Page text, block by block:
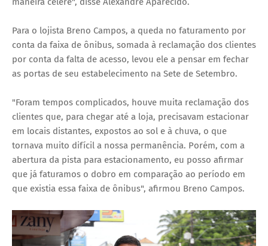
Para o lojista Breno Campos, a queda no faturamento por
conta da faixa de ônibus, somada à reclamação dos clientes
por conta da falta de acesso, levou ele a pensar em fechar
as portas de seu estabelecimento na Sete de Setembro.
"Foram tempos complicados, houve muita reclamação dos
clientes que, para chegar até a loja, precisavam estacionar
em locais distantes, expostos ao sol e à chuva, o que
tornava muito difícil a nossa permanência. Porém, com a
abertura da pista para estacionamento, eu posso afirmar
que já faturamos o dobro em comparação ao período em
que existia essa faixa de ônibus", afirmou Breno Campos.